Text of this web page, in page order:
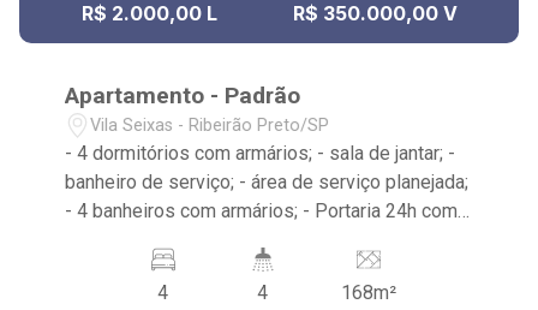
R$ 2.000,00 L R$ 350.000,00 V
Apartamento - Padrão
Vila Seixas - Ribeirão Preto/SP
- 4 dormitórios com armários; - sala de jantar; -
banheiro de serviço; - área de serviço planejada;
- 4 banheiros com armários; - Portaria 24h com
Tempero Brasileiro, Kalunga e Catedral
4
4
168m²